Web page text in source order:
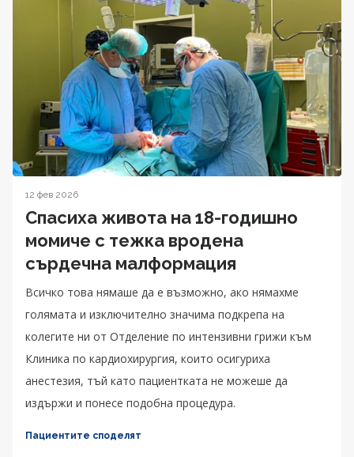
12 фев 2026
Спасиха живота на 18-годишно
момиче с тежка вродена
сърдечна малформация
Всичко това нямаше да е възможно, ако нямахме
голямата и изключително значима подкрепа на
колегите ни от Отделение по интензивни грижи към
Клиника по кардиохирургия, които осигуриха
анестезия, тъй като пациентката не можеше да
издържи и понесе подобна процедура.
Пациентите споделят